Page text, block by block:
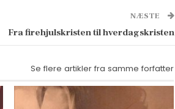
NÆSTE
Fra firehjulskristen til hverdagskristen
Se flere artikler fra samme forfatter